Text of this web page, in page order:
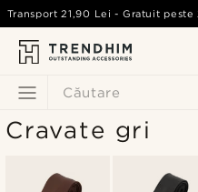
Căutare
Transport 21,90 Lei - Gratuit peste
Cravate gri